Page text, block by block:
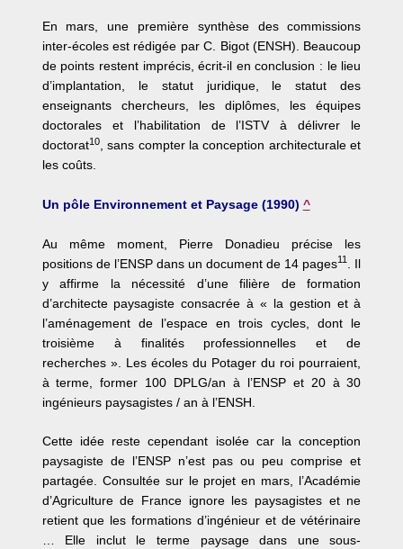
En mars, une première synthèse des commissions
inter-écoles est rédigée par C. Bigot (ENSH). Beaucoup
de points restent imprécis, écrit-il en conclusion : le lieu
d’implantation, le statut juridique, le statut des
enseignants chercheurs, les diplômes, les équipes
doctorales et l’habilitation de l’ISTV à délivrer le
doctorat10, sans compter la conception architecturale et
les coûts.
Un pôle Environnement et Paysage (1990) ^
Au même moment, Pierre Donadieu précise les
positions de l’ENSP dans un document de 14 pages11
. Il
y affirme la nécessité d’une filière de formation
d’architecte paysagiste consacrée à « la gestion et à
l’aménagement de l’espace en trois cycles, dont le
troisième à finalités professionnelles et de
recherches ». Les écoles du Potager du roi pourraient,
à terme, former 100 DPLG/an à l’ENSP et 20 à 30
ingénieurs paysagistes / an à l’ENSH.
Cette idée reste cependant isolée car la conception
paysagiste de l’ENSP n’est pas ou peu comprise et
partagée. Consultée sur le projet en mars, l’Académie
d’Agriculture de France ignore les paysagistes et ne
retient que les formations d’ingénieur et de vétérinaire
… Elle inclut le terme paysage dans une sous-